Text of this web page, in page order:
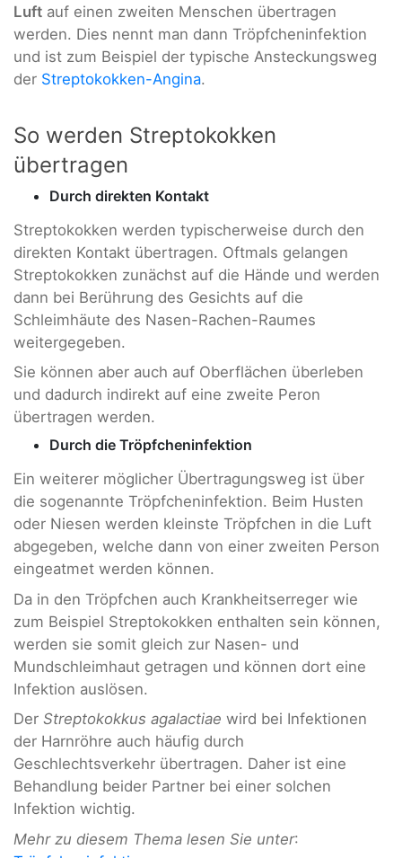
Luft auf einen zweiten Menschen übertragen
werden. Dies nennt man dann Tröpfcheninfektion
und ist zum Beispiel der typische Ansteckungsweg
der Streptokokken-Angina.
So werden Streptokokken
übertragen
Durch direkten Kontakt
Streptokokken werden typischerweise durch den
direkten Kontakt übertragen. Oftmals gelangen
Streptokokken zunächst auf die Hände und werden
dann bei Berührung des Gesichts auf die
Schleimhäute des Nasen-Rachen-Raumes
weitergegeben.
Sie können aber auch auf Oberflächen überleben
und dadurch indirekt auf eine zweite Peron
übertragen werden.
Durch die Tröpfcheninfektion
Ein weiterer möglicher Übertragungsweg ist über
die sogenannte Tröpfcheninfektion. Beim Husten
oder Niesen werden kleinste Tröpfchen in die Luft
abgegeben, welche dann von einer zweiten Person
eingeatmet werden können.
Da in den Tröpfchen auch Krankheitserreger wie
zum Beispiel Streptokokken enthalten sein können,
werden sie somit gleich zur Nasen- und
Mundschleimhaut getragen und können dort eine
Infektion auslösen.
Der Streptokokkus agalactiae wird bei Infektionen
der Harnröhre auch häufig durch
Geschlechtsverkehr übertragen. Daher ist eine
Behandlung beider Partner bei einer solchen
Infektion wichtig.
Mehr zu diesem Thema lesen Sie unter: